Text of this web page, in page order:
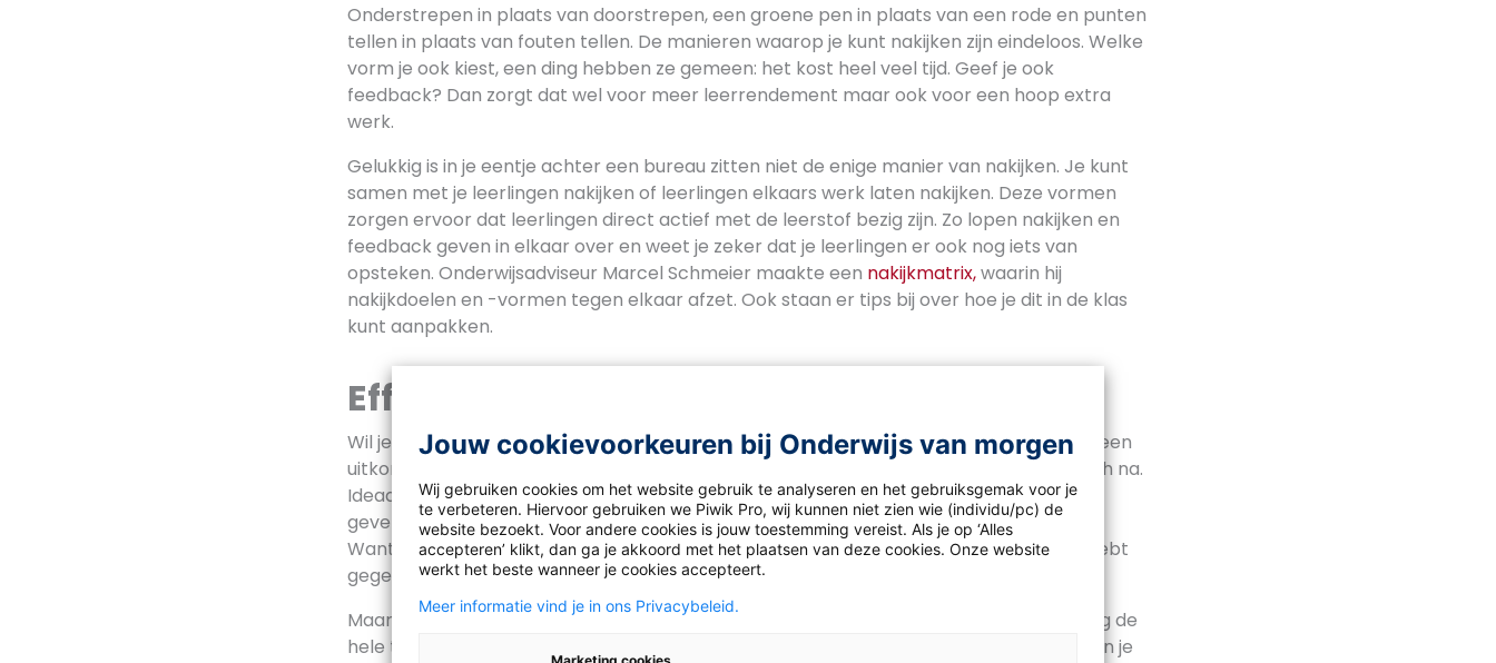
Onderstrepen in plaats van doorstrepen, een groene pen in plaats van een rode en punten
tellen in plaats van fouten tellen. De manieren waarop je kunt nakijken zijn eindeloos. Welke
vorm je ook kiest, een ding hebben ze gemeen: het kost heel veel tijd. Geef je ook
feedback? Dan zorgt dat wel voor meer leerrendement maar ook voor een hoop extra
werk.
Gelukkig is in je eentje achter een bureau zitten niet de enige manier van nakijken. Je kunt
samen met je leerlingen nakijken of leerlingen elkaars werk laten nakijken. Deze vormen
zorgen ervoor dat leerlingen direct actief met de leerstof bezig zijn. Zo lopen nakijken en
feedback geven in elkaar over en weet je zeker dat je leerlingen er ook nog iets van
opsteken. Onderwijsadviseur Marcel Schmeier maakte een nakijkmatrix,waarin hij
nakijkdoelen en -vormen tegen elkaar afzet. Ook staan er tips bij over hoe je dit in de klas
kunt aanpakken.
Effectief en eerlijk nakijken
Wil je echt snel van je nakijkwerk af? Dan zijn digitale toetsen of multiplechoicevragen een
uitkomst. Een computer controleert de ingevoerde antwoorden en kijkt ze automatisch na.
Ideaal wanneer beoordelen of monitoren je doel is. Minder geschikt als je feedback wil
geven, want echt leerzaam is deze vorm niet, niet voor je leerlingen en niet voor jezelf.
Want: nakijken laat ook zien of jouw aanpak als docent werkt en of je duidelijke uitleg hebt
gegeven.
Maar er zijn meermanieren om effectief na te kijken. Een goede tip: kijk niet per leerling de
hele toets na maar doe het oefening voor oefening. Omdat je het juiste antwoord dan in je
Jouw cookievoorkeuren bij Onderwijs van morgen
Wij gebruiken cookies om het website gebruik te analyseren en het gebruiksgemak voor je
te verbeteren. Hiervoor gebruiken we Piwik Pro, wij kunnen niet zien wie (individu/pc) de
website bezoekt. Voor andere cookies is jouw toestemming vereist. Als je op ‘Alles
accepteren’ klikt, dan ga je akkoord met het plaatsen van deze cookies. Onze website
werkt het beste wanneer je cookies accepteert.
Meer informatie vind je in ons Privacybeleid.
Marketing cookies